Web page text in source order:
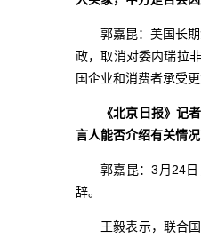
郭嘉昆：美国长
政，取消对委内瑞拉
国企业和消费者承受更
《北京日报》记
言人能否介绍有关情况
郭嘉昆：3月24
辞。
王毅表示，联合